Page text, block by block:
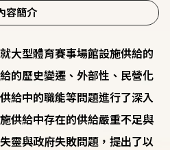
容簡介
大型體育賽事場館設施供給的
的歷史變遷、外部性、民營化
給中的職能等問題進行了深入
供給中存在的供給嚴重不足與
靈與政府失敗問題，提出了以